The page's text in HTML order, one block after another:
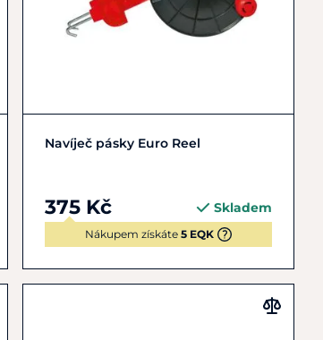
Do košíku
Navíječ pásky Euro Reel
375 Kč Skladem
Nákupem získáte 5 EQK